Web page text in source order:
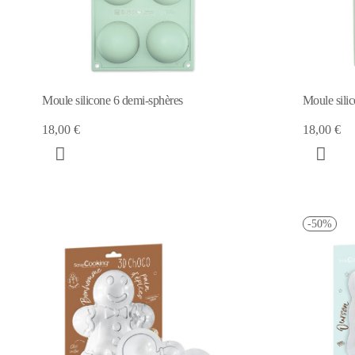
Moule silicone 6 demi-sphères
18,00 €
Moule
18,00 €
-50%